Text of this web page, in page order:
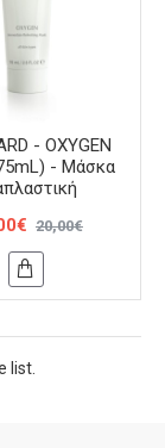
- OXYGEN
- Μάσκα
20,00€
list.